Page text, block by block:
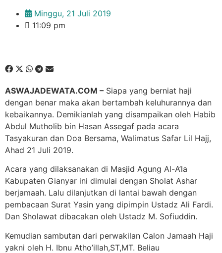
Minggu, 21 Juli 2019
11:09 pm
ASWAJADEWATA.COM – Siapa yang berniat haji
dengan benar maka akan bertambah keluhurannya dan
kebaikannya. Demikianlah yang disampaikan oleh Habib
Abdul Mutholib bin Hasan Assegaf pada acara
Tasyakuran dan Doa Bersama, Walimatus Safar Lil Hajj,
Ahad 21 Juli 2019.
Acara yang dilaksanakan di Masjid Agung Al-A’la
Kabupaten Gianyar ini dimulai dengan Sholat Ashar
berjamaah. Lalu dilanjutkan di lantai bawah dengan
pembacaan Surat Yasin yang dipimpin Ustadz Ali Fardi.
Dan Sholawat dibacakan oleh Ustadz M. Sofiuddin.
Kemudian sambutan dari perwakilan Calon Jamaah Haji
yakni oleh H. Ibnu Atho’illah,ST,MT. Beliau